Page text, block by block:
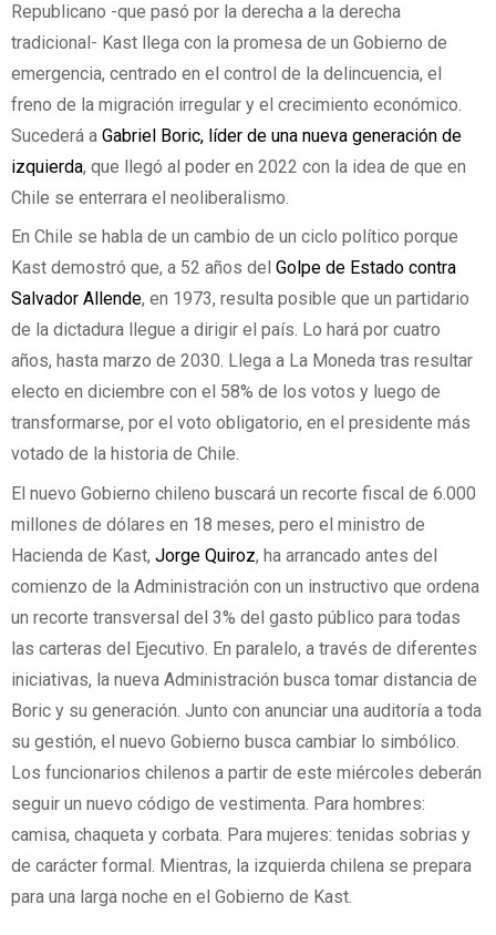
Republicano -que pasó por la derecha a la derecha
tradicional- Kast llega con la promesa de un Gobierno de
emergencia, centrado en el control de la delincuencia, el
freno de la migración irregular y el crecimiento económico.
Sucederá a Gabriel Boric, líder de una nueva generación de
izquierda, que llegó al poder en 2022 con la idea de que en
Chile se enterrara el neoliberalismo.
En Chile se habla de un cambio de un ciclo político porque
Kast demostró que, a 52 años del Golpe de Estado contra
Salvador Allende, en 1973, resulta posible que un partidario
de la dictadura llegue a dirigir el país. Lo hará por cuatro
años, hasta marzo de 2030. Llega a La Moneda tras resultar
electo en diciembre con el 58% de los votos y luego de
transformarse, por el voto obligatorio, en el presidente más
votado de la historia de Chile.
El nuevo Gobierno chileno buscará un recorte fiscal de 6.000
millones de dólares en 18 meses, pero el ministro de
Hacienda de Kast, Jorge Quiroz, ha arrancado antes del
comienzo de la Administración con un instructivo que ordena
un recorte transversal del 3% del gasto público para todas
las carteras del Ejecutivo. En paralelo, a través de diferentes
iniciativas, la nueva Administración busca tomar distancia de
Boric y su generación. Junto con anunciar una auditoría a toda
su gestión, el nuevo Gobierno busca cambiar lo simbólico.
Los funcionarios chilenos a partir de este miércoles deberán
seguir un nuevo código de vestimenta. Para hombres:
camisa, chaqueta y corbata. Para mujeres: tenidas sobrias y
de carácter formal. Mientras, la izquierda chilena se prepara
para una larga noche en el Gobierno de Kast.